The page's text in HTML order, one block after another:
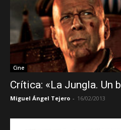
Cine
Crítica: «La Jungla. Un
Miguel Ángel Tejero - 16/02/2013